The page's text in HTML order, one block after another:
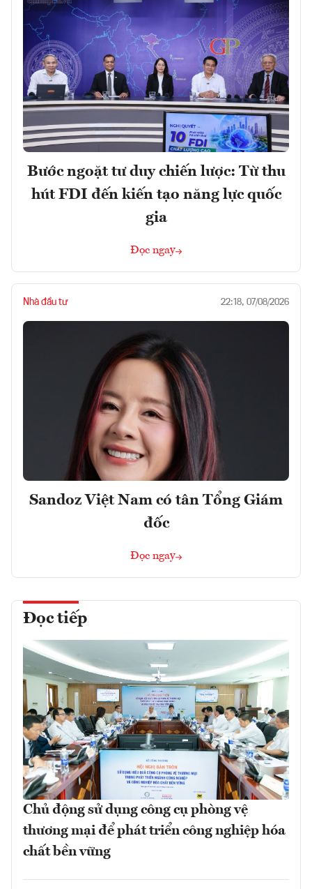
Bước ngoặt tư duy chiến lược: Từ thu
hút FDI đến kiến tạo năng lực quốc
gia
Đọc ngay
Nhà đầu tư 22:18, 07/08/2026
Sandoz Việt Nam có tân Tổng Giám
đốc
Đọc ngay
Đọc tiếp
Chủ động sử dụng công cụ phòng vệ
thương mại để phát triển công nghiệp hóa
chất bền vững